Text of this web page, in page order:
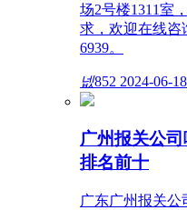
场2号楼1311室
求，欢迎在线咨
6939。
넶852 2024-06-18
广州报关公
排名前十
广东广州报关公